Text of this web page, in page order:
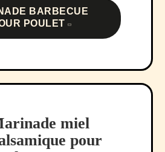
BARBECUE
POULET
miel
pour